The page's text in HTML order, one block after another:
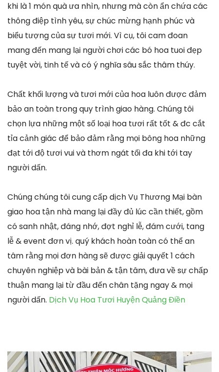
khi là 1 món quà ưa nhìn, nhưng mà còn ẩn chứa các
thông điệp tình yêu, sự chúc mừng hạnh phúc và
biểu tượng của sự tươi mới. Vì cụ, tôi cam đoan
mang đến mang lại người chơi các bó hoa tuoi đẹp
tuyệt vời, tinh tế và có ý nghĩa sâu sắc thâm thúy.
Chất khối lượng và tươi mới của hoa luôn được đảm
bảo an toàn trong quy trình giao hàng. Chúng tôi
chọn lựa những một số loại hoa tươi rất tốt & đc cắt
tỉa cảnh giác để bảo đảm rằng mọi bông hoa những
đạt tới độ tươi vui và thơm ngát tối đa khi tới tay
người dấn.
Chúng chúng tôi cung cấp dịch Vụ Thương Mại bàn
giao hoa tận nhà mang lại đầy đủ lúc cần thiết, gồm
có sanh nhật, đáng nhớ, đợt nghỉ lễ, đám cưới, tang
lễ & event đơn vị. quý khách hoàn toàn có thể an
tâm rằng mọi đơn hàng sẽ được giải quyết 1 cách
chuyên nghiệp và bài bản & tận tâm, đưa về sự chấp
thuận mang lại từ đầu đến chân tặng ngay & mọi
người dấn. Dịch Vụ Hoa Tươi Huyện Quảng Điền